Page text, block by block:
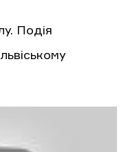
Подія